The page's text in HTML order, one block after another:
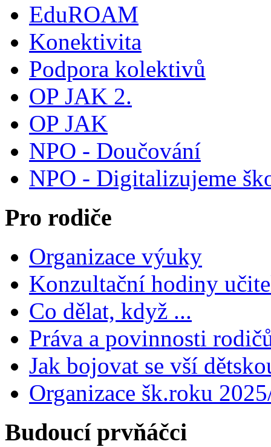
EduROAM
Konektivita
Podpora kolektivů
OP JAK 2.
OP JAK
NPO - Doučování
NPO - Digitalizujeme
Pro rodiče
Organizace výuky
Konzultační hodiny
Co dělat, když ...
Práva a povinnosti
Jak bojovat se vší
Organizace šk.roku
Budoucí prvňáčci